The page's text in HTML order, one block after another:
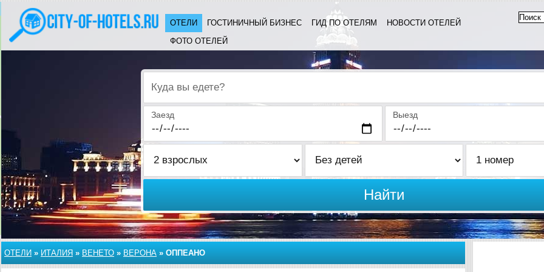
ОТЕЛИ ГОСТИНИЧНЫЙ БИЗНЕС ГИД ПО ОТЕЛЯМ
НОВОСТИ ОТЕЛЕЙ
ФОТО ОТЕЛЕЙ
Куда вы едете?
Заезд Выезд
Найти
ОТЕЛИ » ИТАЛИЯ » ВЕНЕТО » ВЕРОНА » ОППЕАНО